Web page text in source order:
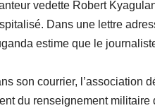
vedette Robert
Dans une lettre
estime que le
son courrier, l’association
du renseignement militaire